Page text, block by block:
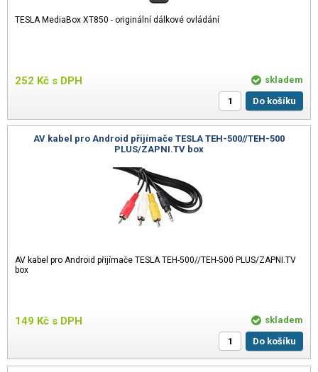
TESLA MediaBox XT850 - originální dálkové ovládání
252 Kč s DPH
skladem
Do košíku
AV kabel pro Android přijímače TESLA TEH-500//TEH-500
PLUS/ZAPNI.TV box
AV kabel pro Android přijímače TESLA TEH-500//TEH-500 PLUS/ZAPNI.TV
box
149 Kč s DPH
skladem
Do košíku